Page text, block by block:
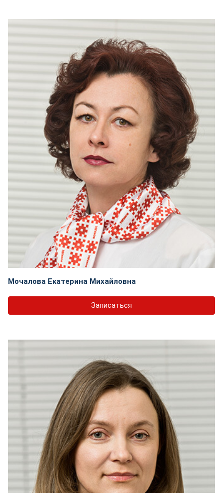
Мочалова Екатерина Михайловна
Записаться